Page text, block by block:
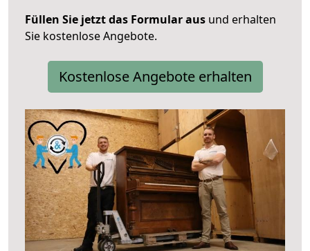
Füllen Sie jetzt das Formular aus und erhalten
Sie kostenlose Angebote.
Kostenlose Angebote erhalten